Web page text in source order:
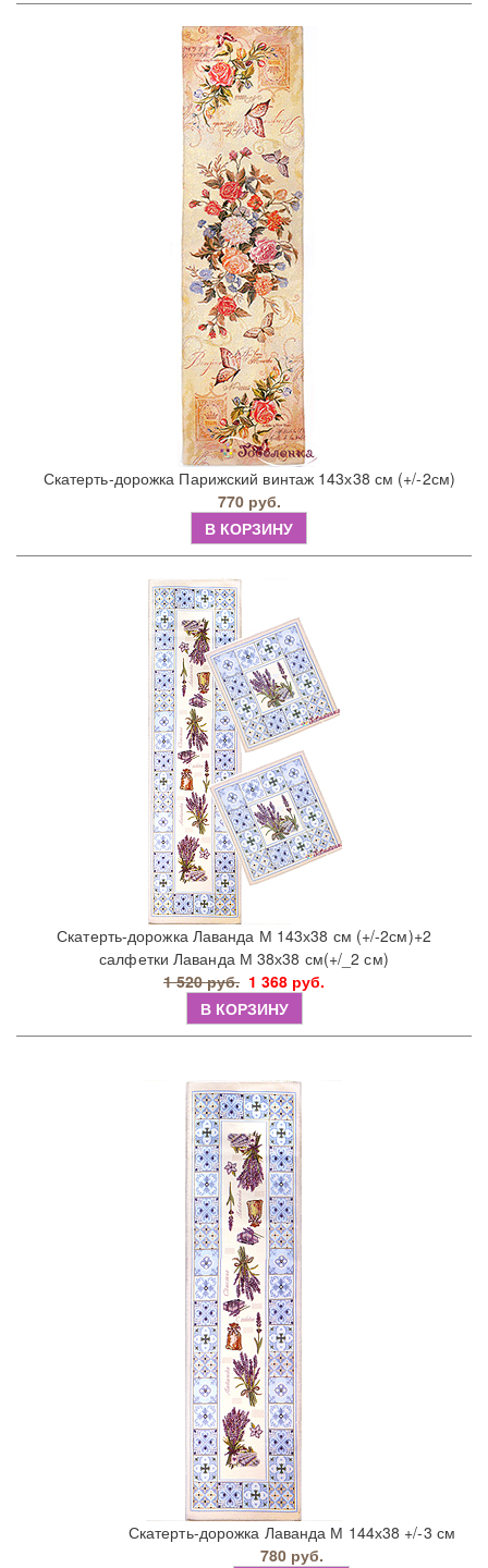
Скатерть-дорожка Парижский винтаж 143х38 см (+/-2см)
770 руб.
В КОРЗИНУ
Скатерть-дорожка Лаванда М 143х38 см (+/-2см)+2
салфетки Лаванда М 38х38 см(+/_2 см)
1 520 руб. 1 368 руб.
В КОРЗИНУ
Скатерть-дорожка Лаванда М 144х38 +/-3 см
780 руб.